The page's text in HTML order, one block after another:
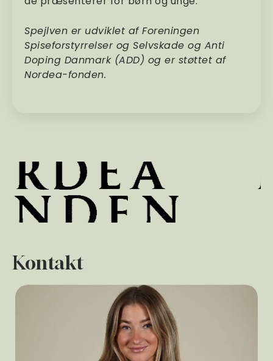
Spejlven er udviklet af Foreningen
Spiseforstyrrelser og Selvskade og Anti
Doping Danmark (ADD) og er støttet af
Nordea-fonden.
Kontakt